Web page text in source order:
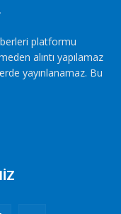
platformu
alıntı yapılamaz
yayınlanamaz. Bu